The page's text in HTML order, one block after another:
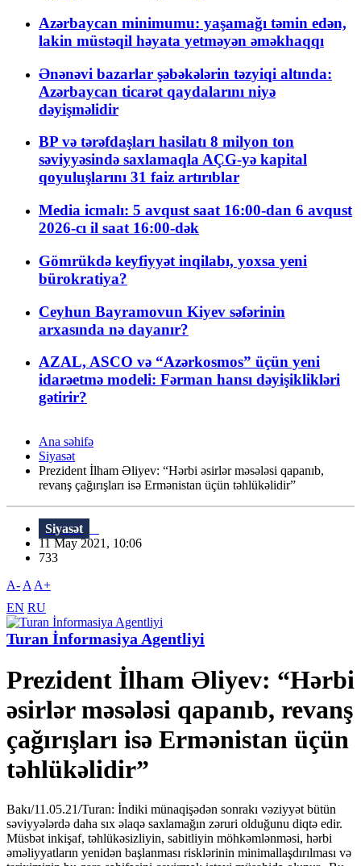
Azərbaycan minimumu: yaşamağı təmin edən,
lakin müstəqil həyata yetməyən əməkhaqqı
Ənənəvi bazarlar şəbəkələrin təzyiqi altında:
Azərbaycan ticarət qaydalarını niyə
dəyişməlidir
BP və tərəfdaşları hasilatı 8 milyon ton
səviyyəsində saxlamaqla AÇG-yə kapital
qoyuluşlarını 31 faiz artırıblar
Media icmalı: 5 avqust saat 16:00-dan 6 avqust
2026-cı il saat 16:00-dək
Gömrükdə keyfiyyət inqilabı, yoxsa yeni
bürokratiya?
Ceyhun Bayramovun Kiyev səfərinin
arxasında nə dayanır?
AZAL, ASCO və “Azərkosmos” üçün yeni
idarəetmə modeli: Fərman hansı dəyişiklikləri
gətirir?
Ana səhifə
Siyasət
Prezident İlham Əliyev: “Hərbi əsirlər məsələsi qapanıb,
revanş çağırışları isə Ermənistan üçün təhlükəlidir”
Siyasət
11 May 2021, 10:06
733
A- A A+
EN RU
Turan İnformasiya Agentliyi
Prezident İlham Əliyev: “Hərbi
əsirlər məsələsi qapanıb, revanş
çağırışları isə Ermənistan üçün
təhlükəlidir”
Bakı/11.05.21/Turan: İndiki münaqişədən sonrakı vəziyyət bütün
səviyyələrdə daha sıx əlaqə saxlamağın zəruri olduğunu diqtə edir.
Müsbət inkişaf, təhlükəsizliyin, sabitliyin möhkəmlənməsi, hərbi
əməliyyatların yenidən başlanması risklərinin minimallaşdırılması və